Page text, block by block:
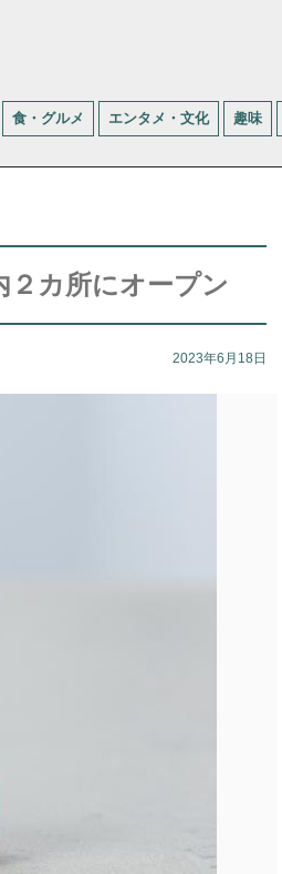
食・グルメ エンタメ・文化 趣味
２カ所にオープン
2023年6月18日